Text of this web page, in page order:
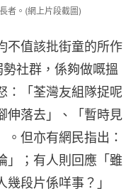
者。(網上片段截圖)
不值該批街童的所作
社群，係夠做嘅搵
：「荃灣友組隊捉呢
伸落去」、「暫時見
但亦有網民指出：
」；有人則回應「雖
段片係咩事？」